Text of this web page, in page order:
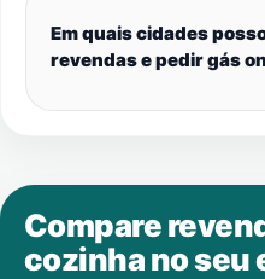
Em quais cidades
revendas e pedir gás
Compare
cozinha no seu